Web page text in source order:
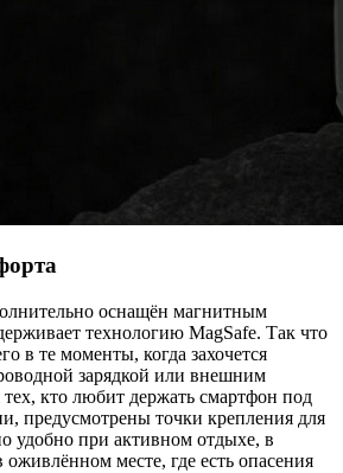
оснащён магнитным
технологию MagSafe. Так что
в те моменты, когда захочется
зарядкой или внешним
кто любит держать смартфон под
предусмотрены точки крепления для
удобно при активном отдыхе, в
оживлённом месте, где есть опасения